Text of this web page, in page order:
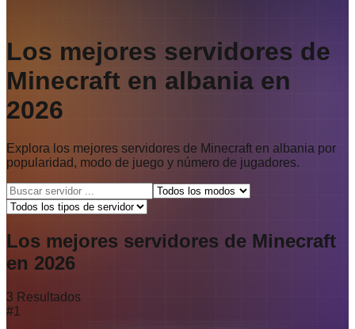
Los mejores servidores de
Minecraft en albania en
2026
Explora los mejores servidores de Minecraft en albania por
popularidad, modo de juego y número de jugadores.
Los mejores servidores de Minecraft
en 2026
3 Resultados
#1